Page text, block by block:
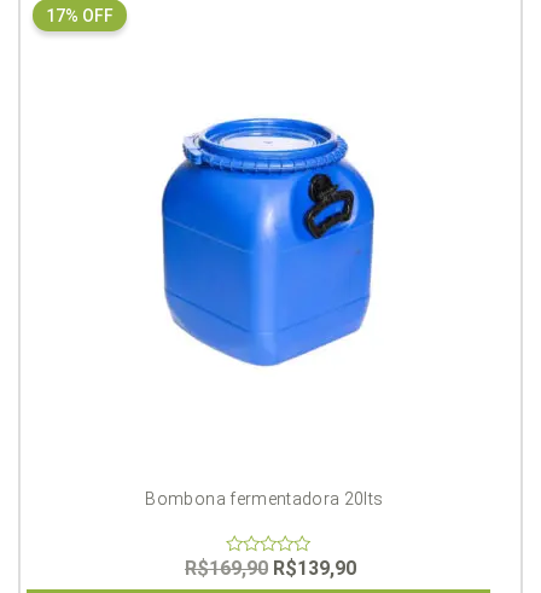
17% OFF
Bombona fermentadora 20lts
0
out
R$169,90 O
R$139,90O